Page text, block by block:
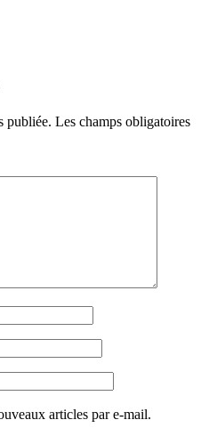
publiée. Les champs obligatoires
articles par e-mail.